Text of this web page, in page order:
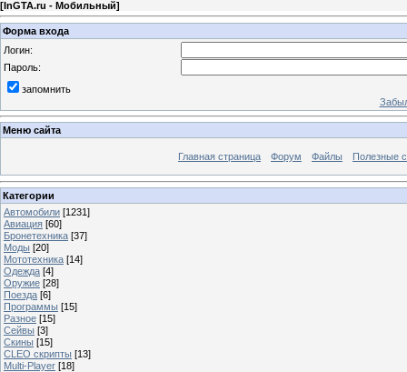
[InGTA.ru - Мобильный]
Форма входа
Логин:
Пароль:
запомнить
Меню сайта
Главная страница Форум Файлы Полезные
Категории
Автомобили [1231]
Авиация [60]
Бронетехника [37]
Моды [20]
Мототехника [14]
Одежда [4]
Оружие [28]
Поезда [6]
Программы [15]
Разное [15]
Сейвы [3]
Скины [15]
CLEO скрипты [13]
Multi-Player [18]